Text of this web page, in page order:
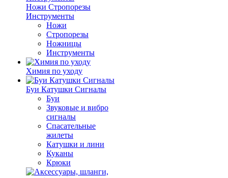
Ножи Стропорезы
Инструменты
Ножи
Стропорезы
Ножницы
Инструменты
Химия по уходу
Буи Катушки Сигналы
Буи
Звуковые и вибро
сигналы
Спасательные
жилеты
Катушки и лини
Куканы
Крюки